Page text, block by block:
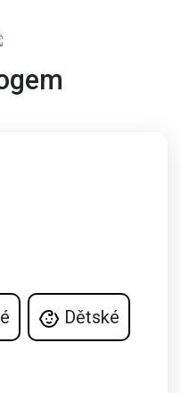
Dětské